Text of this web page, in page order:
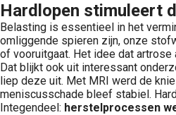
Hardlopen stimuleert
Belasting is essentieel in het
omliggende spieren zijn, onze
of vooruitgaat. Het idee dat
Dat blijkt ook uit interessant
liep deze uit. Met MRI werd de
meniscusschade bleef stabiel.
Integendeel: herstelprocessen